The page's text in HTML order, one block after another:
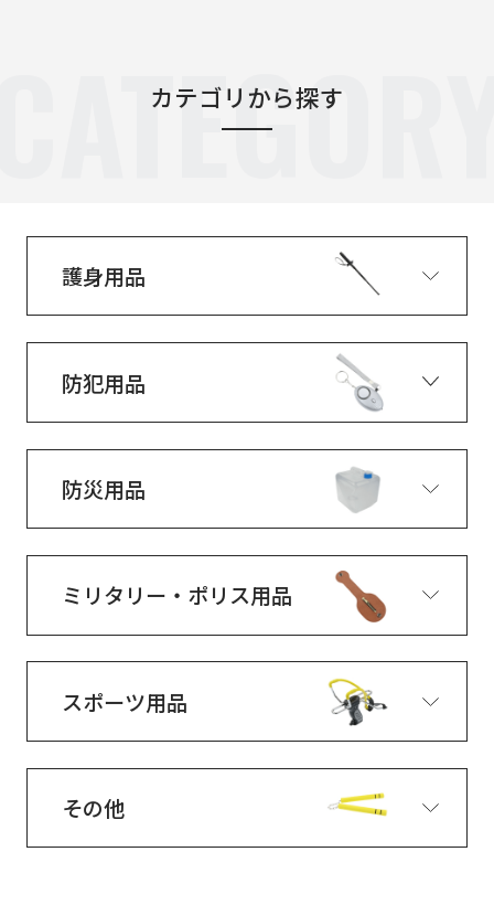
カテゴリから探す
護身用品
防犯用品
防災用品
ミリタリー・ポリス用品
スポーツ用品
その他